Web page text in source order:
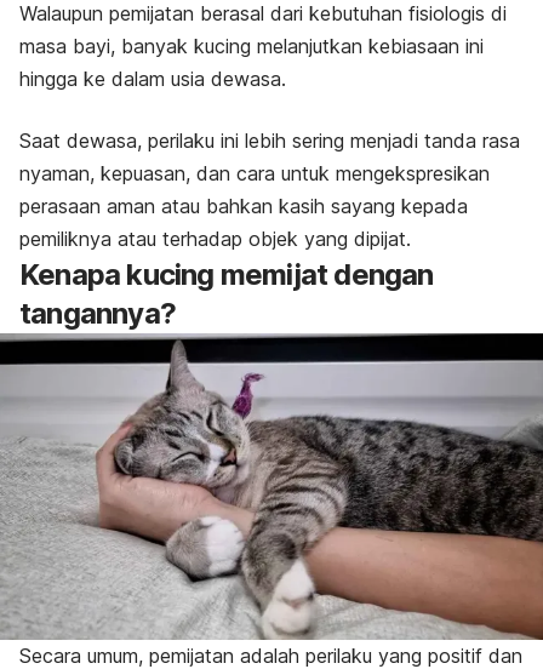
Walaupun pemijatan berasal dari kebutuhan fisiologis di
masa bayi, banyak kucing melanjutkan kebiasaan ini
hingga ke dalam usia dewasa.
Saat dewasa, perilaku ini lebih sering menjadi tanda rasa
nyaman, kepuasan, dan cara untuk mengekspresikan
perasaan aman atau bahkan kasih sayang kepada
pemiliknya atau terhadap objek yang dipijat.
Kenapa kucing memijat dengan
tangannya?
Secara umum, pemijatan adalah perilaku yang positif dan